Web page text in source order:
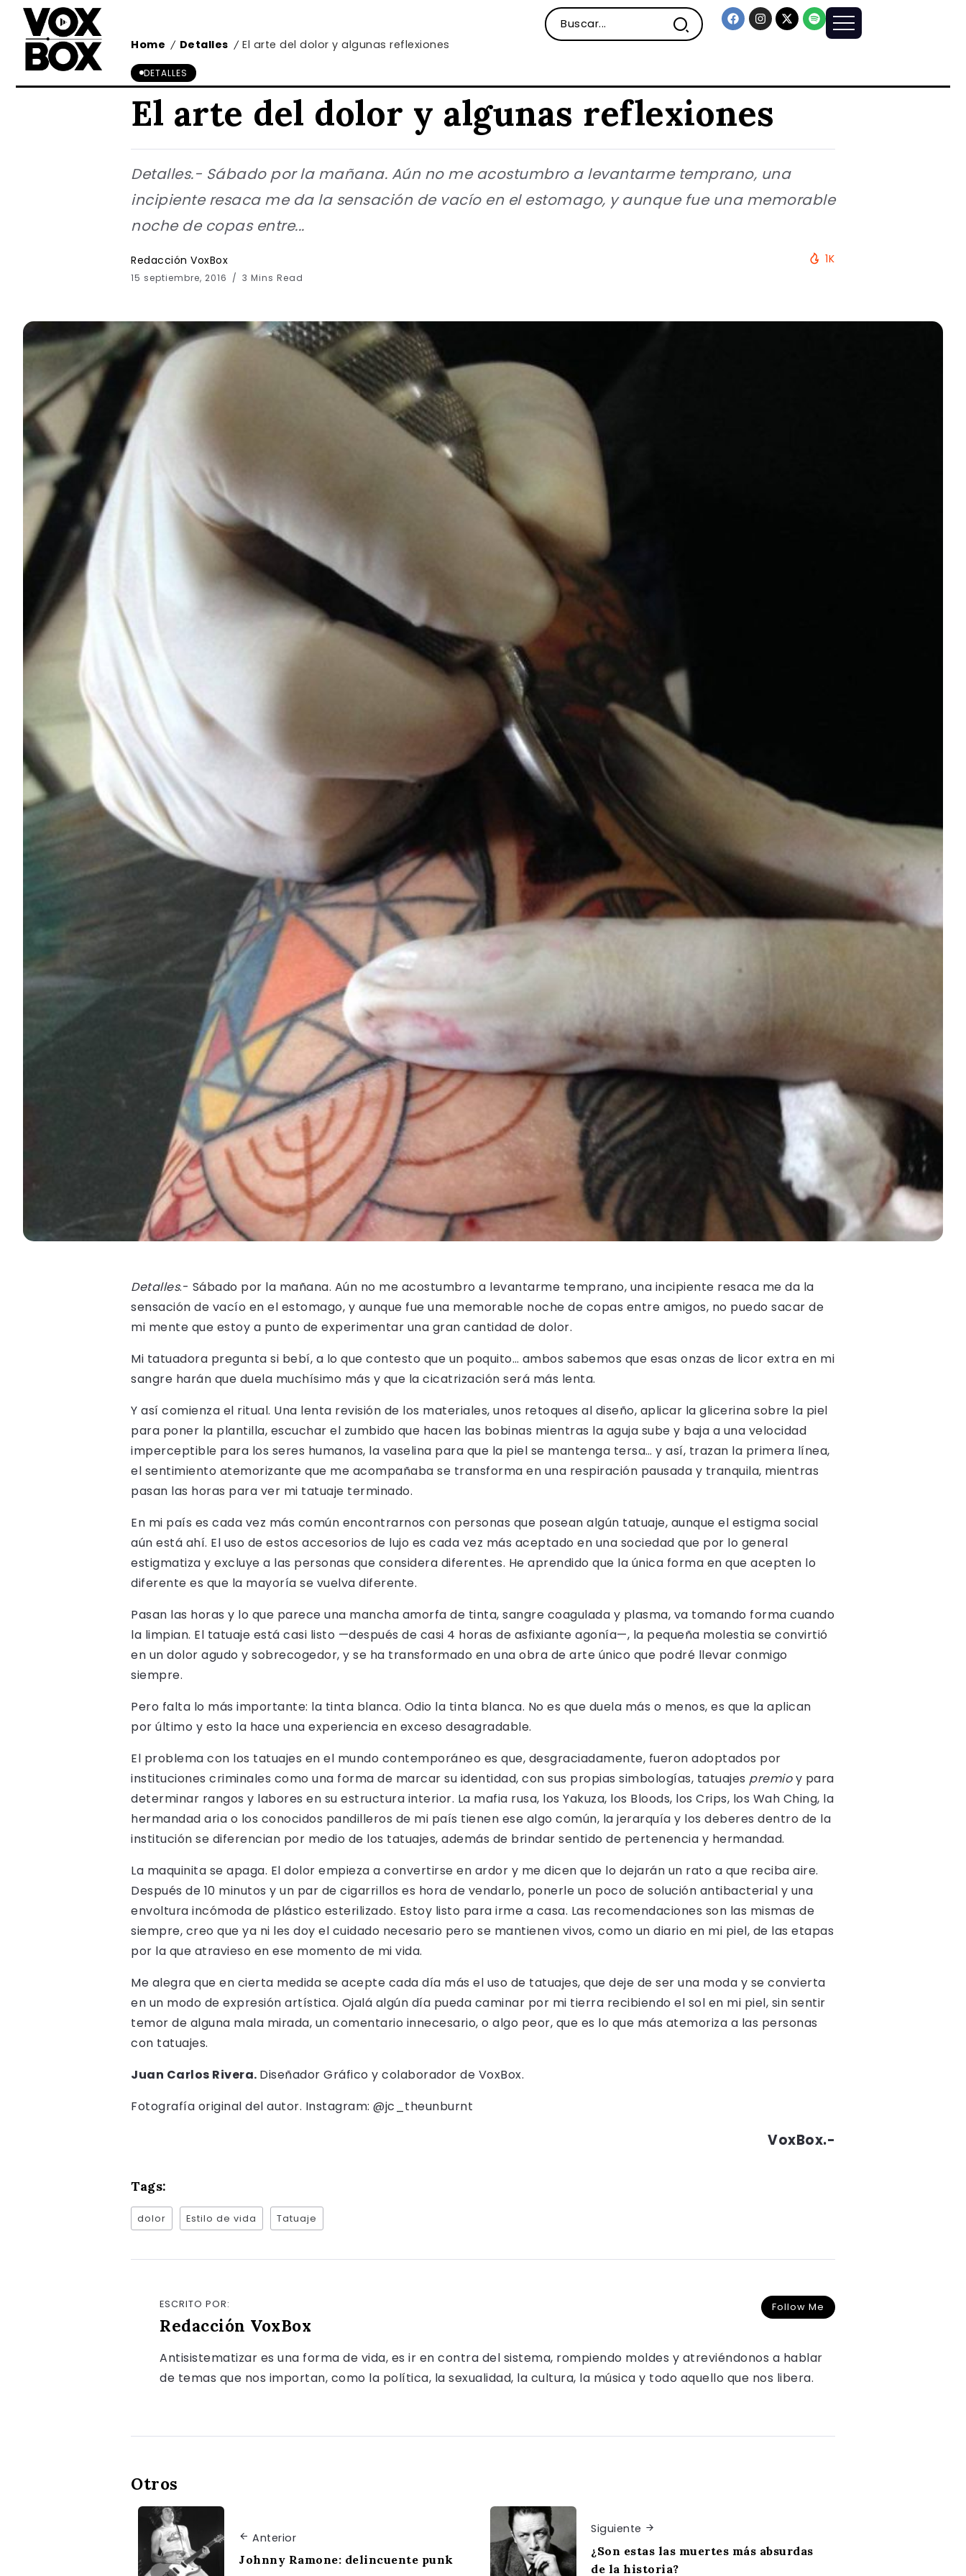
Home / Detalles / El arte del dolor y algunas reflexiones
DETALLES
El arte del dolor y algunas reflexiones
Detalles.- Sábado por la mañana. Aún no me acostumbro a levantarme temprano, una
incipiente resaca me da la sensación de vacío en el estomago, y aunque fue una memorable
noche de copas entre...
Redacción VoxBox
15 septiembre, 2016 3 Mins Read
1K
Detalles.- Sábado por la mañana. Aún no me acostumbro a levantarme temprano, una incipiente resaca me da la
sensación de vacío en el estomago, y aunque fue una memorable noche de copas entre amigos, no puedo sacar de
mi mente que estoy a punto de experimentar una gran cantidad de dolor.
Mi tatuadora pregunta si bebí, a lo que contesto que un poquito… ambos sabemos que esas onzas de licor extra en mi
sangre harán que duela muchísimo más y que la cicatrización será más lenta.
Y así comienza el ritual. Una lenta revisión de los materiales, unos retoques al diseño, aplicar la glicerina sobre la piel
para poner la plantilla, escuchar el zumbido que hacen las bobinas mientras la aguja sube y baja a una velocidad
imperceptible para los seres humanos, la vaselina para que la piel se mantenga tersa… y así, trazan la primera línea,
el sentimiento atemorizante que me acompañaba se transforma en una respiración pausada y tranquila, mientras
pasan las horas para ver mi tatuaje terminado.
En mi país es cada vez más común encontrarnos con personas que posean algún tatuaje, aunque el estigma social
aún está ahí. El uso de estos accesorios de lujo es cada vez más aceptado en una sociedad que por lo general
estigmatiza y excluye a las personas que considera diferentes. He aprendido que la única forma en que acepten lo
diferente es que la mayoría se vuelva diferente.
Pasan las horas y lo que parece una mancha amorfa de tinta, sangre coagulada y plasma, va tomando forma cuando
la limpian. El tatuaje está casi listo —después de casi 4 horas de asfixiante agonía—, la pequeña molestia se convirtió
en un dolor agudo y sobrecogedor, y se ha transformado en una obra de arte único que podré llevar conmigo
siempre.
Pero falta lo más importante: la tinta blanca. Odio la tinta blanca. No es que duela más o menos, es que la aplican
por último y esto la hace una experiencia en exceso desagradable.
El problema con los tatuajes en el mundo contemporáneo es que, desgraciadamente, fueron adoptados por
instituciones criminales como una forma de marcar su identidad, con sus propias simbologías, tatuajes premioy para
determinar rangos y labores en su estructura interior. La mafia rusa, los Yakuza, los Bloods, los Crips, los Wah Ching, la
hermandad aria o los conocidos pandilleros de mi país tienen ese algo común, la jerarquía y los deberes dentro de la
institución se diferencian por medio de los tatuajes, además de brindar sentido de pertenencia y hermandad.
La maquinita se apaga. El dolor empieza a convertirse en ardor y me dicen que lo dejarán un rato a que reciba aire.
Después de 10 minutos y un par de cigarrillos es hora de vendarlo, ponerle un poco de solución antibacterial y una
envoltura incómoda de plástico esterilizado. Estoy listo para irme a casa. Las recomendaciones son las mismas de
siempre, creo que ya ni les doy el cuidado necesario pero se mantienen vivos, como un diario en mi piel, de las etapas
por la que atravieso en ese momento de mi vida.
Me alegra que en cierta medida se acepte cada día más el uso de tatuajes, que deje de ser una moda y se convierta
en un modo de expresión artística. Ojalá algún día pueda caminar por mi tierra recibiendo el sol en mi piel, sin sentir
temor de alguna mala mirada, un comentario innecesario, o algo peor, que es lo que más atemoriza a las personas
con tatuajes.
Juan Carlos Rivera. Diseñador Gráfico y colaborador de VoxBox.
Fotografía original del autor. Instagram: @jc_theunburnt
VoxBox.-
Tags:
dolor Estilo de vida Tatuaje
Follow Me
ESCRITO POR:
Redacción VoxBox
Antisistematizar es una forma de vida, es ir en contra del sistema, rompiendo moldes y atreviéndonos a hablar
de temas que nos importan, como la política, la sexualidad, la cultura, la música y todo aquello que nos libera.
Otros
Anterior
Johnny Ramone: delincuente punk
Siguiente
¿Son estas las muertes más absurdas
de la historia?